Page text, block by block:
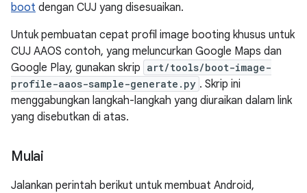
boot dengan CUJ yang disesuaikan.
Untuk pembuatan cepat profil image booting khusus untuk
CUJ AAOS contoh, yang meluncurkan Google Maps dan
Google Play, gunakan skrip art/tools/boot-image-
profile-aaos-sample-generate.py . Skrip ini
menggabungkan langkah-langkah yang diuraikan dalam link
yang disebutkan di atas.
Mulai
Jalankan perintah berikut untuk membuat Android,